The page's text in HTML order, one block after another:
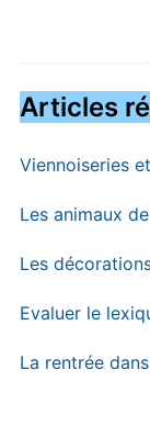
Articles
Viennoiseries
Les animaux
Les
Evaluer le
La rentrée